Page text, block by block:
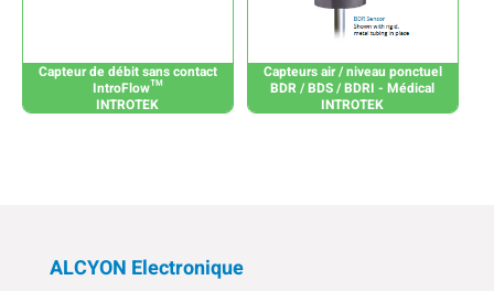
Capteur de débit sans contact
IntroFlow™
INTROTEK
Capteurs air / niveau ponctuel
BDR / BDS / BDRI - Médical
INTROTEK
ALCYON Electronique